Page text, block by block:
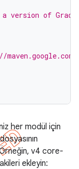
version of
her modül için
v4 core-
ekleyin: